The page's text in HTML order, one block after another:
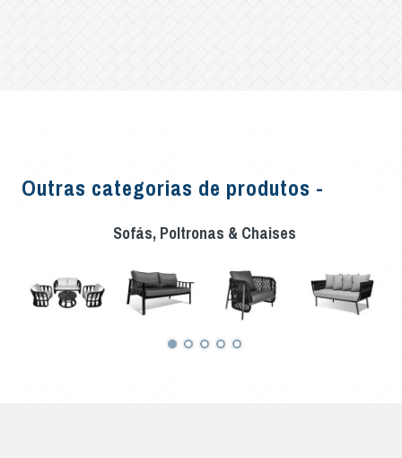
Outras categorias de produtos -
Sofás, Poltronas & Chaises